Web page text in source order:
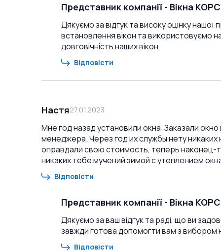
Представник компанії - Вікна
Дякуємо за відгук та високу оцінку
встановлення вікон та використовуємо
довговічність наших вікон.
Відповісти
Настя27.01.2023
Мне год назад установили окна. Заказали
менеджера. Через год их службы нету
оправдали свою стоимость, теперь наконец-
никаких тебе мучений зимой с утеплением
Відповісти
Представник компанії - Вікна
Дякуємо за ваш відгук та раді, що ви
завжди готова допомогти вам з вибором
Відповісти